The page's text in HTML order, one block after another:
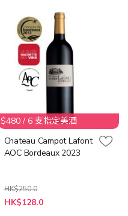
$480 / 6 支指定美酒
Chateau Campot Lafont
AOC Bordeaux 2023
HK$250.0
特
殊
HK$128.0